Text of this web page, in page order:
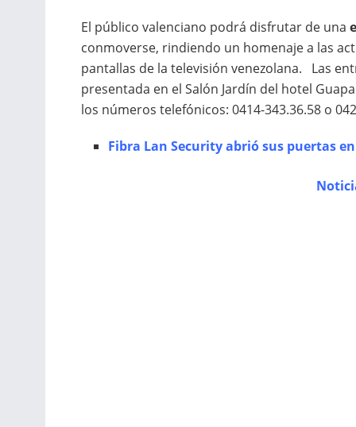
El público valenciano podrá disfrutar de una
conmoverse, rindiendo un homenaje a las
pantallas de la televisión venezolana. Las
presentada en el Salón Jardín del hotel
los números telefónicos: 0414-343.36.58 o
Fibra Lan Security abrió sus puertas